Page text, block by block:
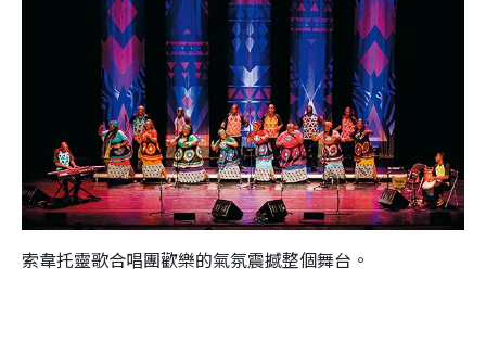
索韋托靈歌合唱團歡樂的氣氛震撼整個舞台。